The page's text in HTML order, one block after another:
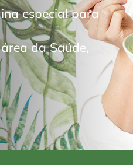
especial para
da Saúde,